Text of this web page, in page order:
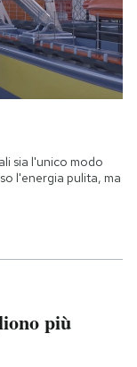
sia l'unico modo
l'energia pulita, ma
più